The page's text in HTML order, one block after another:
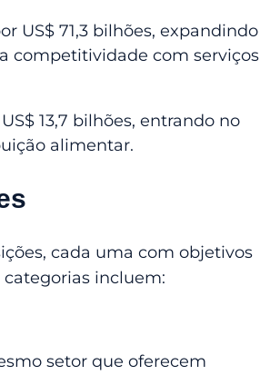
US$ 71,3 bilhões, expandindo
competitividade com serviços
13,7 bilhões, entrando no
alimentar.
cada uma com objetivos
categorias incluem:
setor que oferecem